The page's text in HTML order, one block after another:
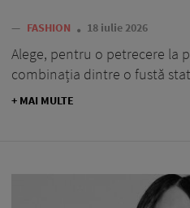
— FASHION 18 iulie 2026
Alege, pentru o petrecere la
combinația dintre o fustă
+ MAI MULTE